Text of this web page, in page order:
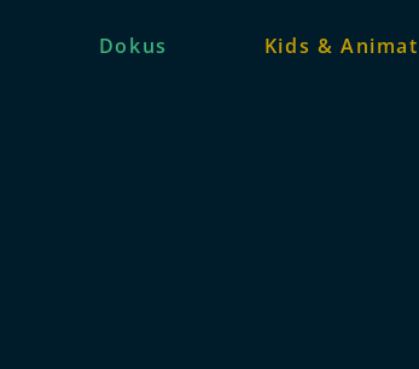
Dokus Kids &